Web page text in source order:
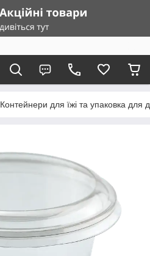
Контейнери для їжі та упаковка для